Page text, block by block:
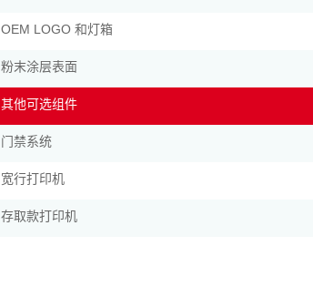
OEM LOGO 和灯箱
粉末涂层表面
其他可选组件
门禁系统
宽行打印机
存取款打印机